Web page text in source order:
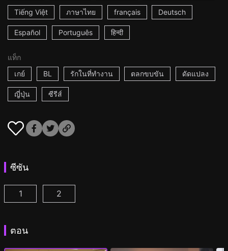
Tiếng Việt ภาษาไทย français Deutsch
Español Português हिन्दी
แท็ก
เกย์
BL รักในที่ทำงาน ตลกขบขัน ดัดแปลง
ญี่ปุ่น ซีรีส์
ซีซัน
ผมกลายเป็นซุป'ตาร์วาย ตอนที่ 1
1 ผมกลายเป็นซุป'ตาร์วาย ซีซั่น 2 ตอนที่ 1
2
ตอน